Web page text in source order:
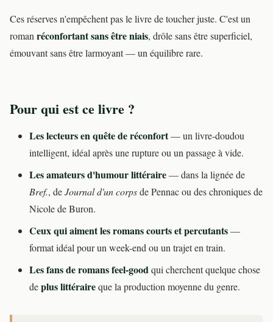
Ces réserves n'empêchent pas le livre de toucher juste. C'est un
romanréconfortant sans être niais, drôle sans être superficiel,
émouvant sans être larmoyant — un équilibre rare.
Pour qui est ce livre ?
Les lecteurs en quête de réconfort— un livre-doudou
intelligent, idéal après une rupture ou un passage à vide.
Les amateurs d'humour littéraire— dans la lignée de
Bref., deJournal d'un corpsde Pennac ou des chroniques de
Nicole de Buron.
Ceux qui aiment les romans courts et percutants—
format idéal pour un week-end ou un trajet en train.
Les fans de romans feel-goodqui cherchent quelque chose
deplus littéraireque la production moyenne du genre.